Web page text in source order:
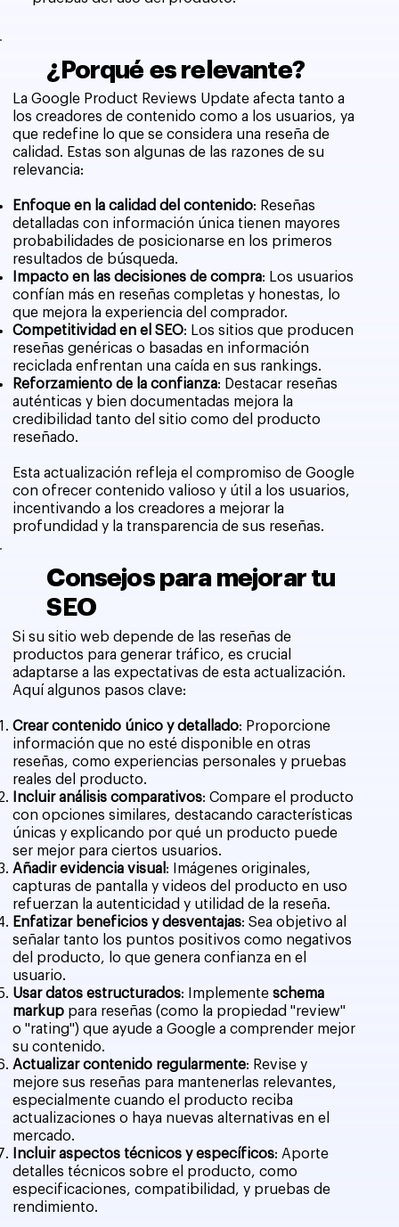
¿Porqué es relevante?
La Google Product Reviews Update afecta tanto a
los creadores de contenido como a los usuarios, ya
que redefine lo que se considera una reseña de
calidad. Estas son algunas de las razones de su
relevancia:
Enfoque en la calidad del contenido: Reseñas
detalladas con información única tienen mayores
probabilidades de posicionarse en los primeros
resultados de búsqueda.
Impacto en las decisiones de compra: Los usuarios
confían más en reseñas completas y honestas, lo
que mejora la experiencia del comprador.
Competitividad en el SEO: Los sitios que producen
reseñas genéricas o basadas en información
reciclada enfrentan una caída en sus rankings.
Reforzamiento de la confianza: Destacar reseñas
auténticas y bien documentadas mejora la
credibilidad tanto del sitio como del producto
reseñado.
Esta actualización refleja el compromiso de Google
con ofrecer contenido valioso y útil a los usuarios,
incentivando a los creadores a mejorar la
profundidad y la transparencia de sus reseñas.
Consejos para mejorar tu
SEO
Si su sitio web depende de las reseñas de
productos para generar tráfico, es crucial
adaptarse a las expectativas de esta actualización.
Aquí algunos pasos clave:
Crear contenido único y detallado: Proporcione
información que no esté disponible en otras
reseñas, como experiencias personales y pruebas
reales del producto.
Incluir análisis comparativos: Compare el producto
con opciones similares, destacando características
únicas y explicando por qué un producto puede
ser mejor para ciertos usuarios.
Añadir evidencia visual : Imágenes originales,
capturas de pantalla y videos del producto en uso
refuerzan la autenticidad y utilidad de la reseña.
Enfatizar beneficios y desventajas: Sea objetivo al
señalar tanto los puntos positivos como negativos
del producto, lo que genera confianza en el
usuario.
Usar datos estructurados: Implemente schema
markuppara reseñas (como la propiedad "review"
o "rating") que ayude a Google a comprender mejor
su contenido.
Actualizar contenido regularmente: Revise y
mejore sus reseñas para mantenerlas relevantes,
especialmente cuando el producto reciba
actualizaciones o haya nuevas alternativas en el
mercado.
Incluir aspectos técnicos y específicos: Aporte
detalles técnicos sobre el producto, como
especificaciones, compatibilidad, y pruebas de
rendimiento.